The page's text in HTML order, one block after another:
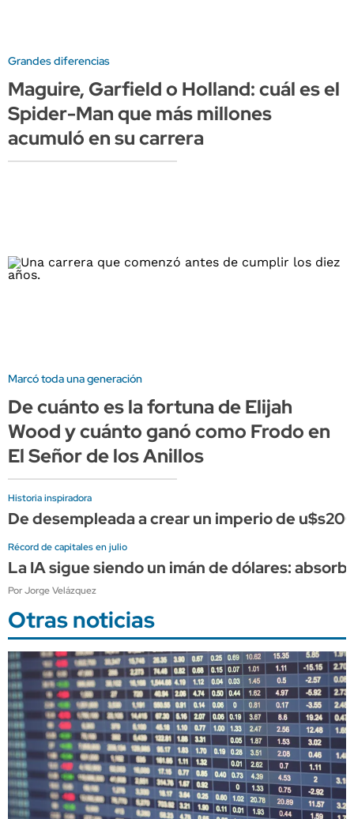
Grandes diferencias
Maguire, Garfield o Holland: cuál es el
Spider-Man que más millones
acumuló en su carrera
Marcó toda una generación
De cuánto es la fortuna de Elijah
Wood y cuánto ganó como Frodo en
El Señor de los Anillos
Historia inspiradora
De desempleada a crear un imperio de
Récord de capitales en julio
La IA sigue siendo un imán de dólares:
Por Jorge Velázquez
Otras noticias